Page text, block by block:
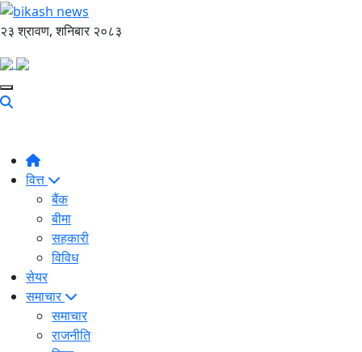
२३ श्रावण, शनिबार २०८३
वित्त
बैंक
बीमा
सहकारी
विविध
सेयर
समाचार
समाचार
राजनीति